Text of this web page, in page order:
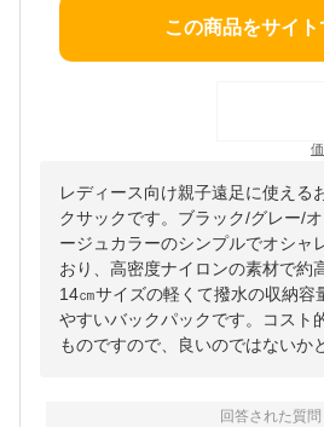
この商品をサイト
レディース向け親子遠足に使える
クサックです。ブラック/グレー/
ージュカラーのシンプルでオシャ
おり、高密度ナイロンの素材で約
14㎝サイズの軽くて撥水の収納容
やすいバックパックです。コスト
ものですので、良いのではないか
回答された質問